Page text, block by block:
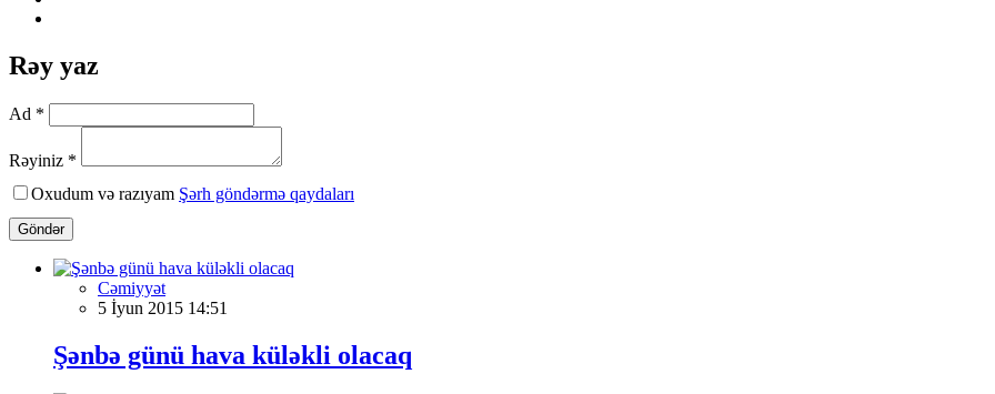
Rəy yaz
Ad *
Rəyiniz *
Oxudum və razıyam Şərh göndərmə qaydaları
Göndər
Cəmiyyət
5 İyun 2015 14:51
Şənbə günü hava küləkli olacaq